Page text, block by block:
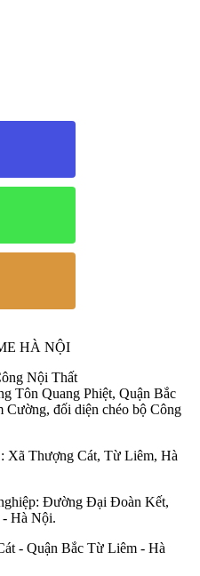
HÀ NỘI
Nội Thất
Tôn Quang Phiệt, Quận Bắc
đối diện chéo bộ Công
Xã Thượng Cát, Từ Liêm, Hà
Đường Đại Đoàn Kết,
Hà Nội.
- Quận Bắc Từ Liêm - Hà